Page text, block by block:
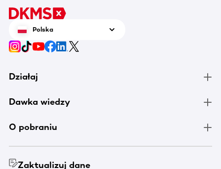
Polska
Działaj
Dawka wiedzy
O pobraniu
Zaktualizuj dane